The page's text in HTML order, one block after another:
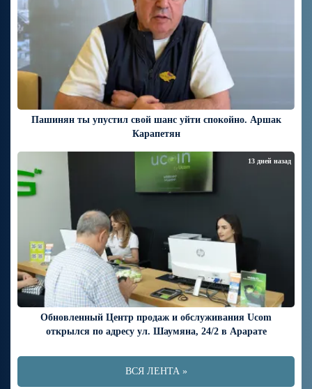
Пашинян ты упустил свой шанс уйти спокойно. Аршак
Карапетян
Обновленный Центр продаж и обслуживания Ucom
открылся по адресу ул. Шаумяна, 24/2 в Арарате
13 дней назад
ВСЯ ЛЕНТА »